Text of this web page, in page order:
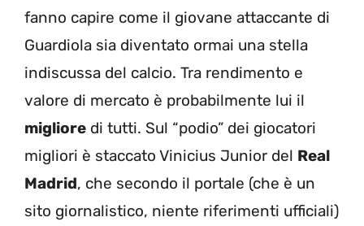
fanno capire come il giovane attaccante di
Guardiola sia diventato ormai una stella
indiscussa del calcio. Tra rendimento e
valore di mercato è probabilmente lui il
migliore di tutti. Sul “podio” dei giocatori
migliori è staccato Vinicius Junior del Real
Madrid, che secondo il portale (che è un
sito giornalistico, niente riferimenti ufficiali)